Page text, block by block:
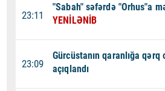
23:11
"Sabah" səfərdə "Orhus"a
YENİLƏNİB
23:09
Gürcüstanın qaranlığa qərq
açıqlandı